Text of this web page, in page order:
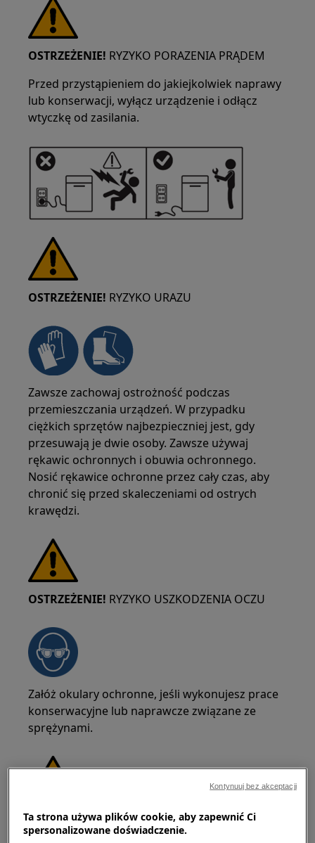
OSTRZEŻENIE! RYZYKO PORAZENIA PRĄDEM
Przed przystąpieniem do jakiejkolwiek naprawy
lub konserwacji, wyłącz urządzenie i odłącz
wtyczkę od zasilania.
OSTRZEŻENIE! RYZYKO URAZU
Zawsze zachowaj ostrożność podczas
przemieszczania urządzeń. W przypadku
ciężkich sprzętów najbezpieczniej jest, gdy
przesuwają je dwie osoby. Zawsze używaj
rękawic ochronnych i obuwia ochronnego.
Nosić rękawice ochronne przez cały czas, aby
chronić się przed skaleczeniami od ostrych
krawędzi.
OSTRZEŻENIE! RYZYKO USZKODZENIA OCZU
Załóż okulary ochronne, jeśli wykonujesz prace
konserwacyjne lub naprawcze związane ze
sprężynami.
OSTRZEŻENIE!RYZYKO PRZYTRAPNIĘCIA
Ta strona używa plików cookie, aby zapewnić Ci
spersonalizowane doświadczenie.
Kontynuuj bez akceptacji